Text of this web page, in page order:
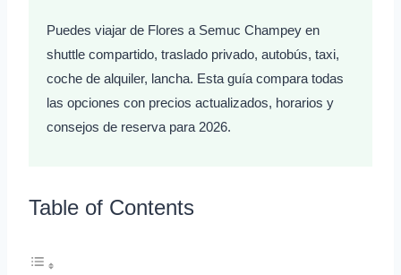
Puedes viajar de Flores a Semuc Champey en
shuttle compartido, traslado privado, autobús, taxi,
coche de alquiler, lancha. Esta guía compara todas
las opciones con precios actualizados, horarios y
consejos de reserva para 2026.
Table of Contents